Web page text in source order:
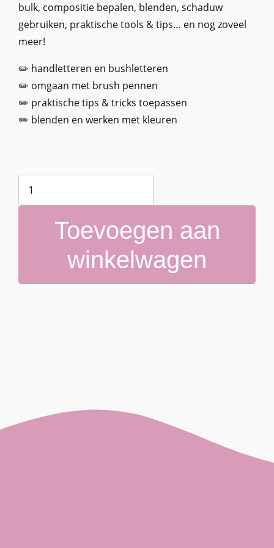
bulk, compositie bepalen, blenden, schaduw
gebruiken, praktische tools & tips… en nog zoveel
meer!
✏️ handletteren en bushletteren
✏️ omgaan met brush pennen
✏️ praktische tips & tricks toepassen
✏️ blenden en werken met kleuren
Toevoegen aan
winkelwagen